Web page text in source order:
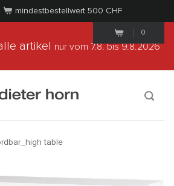
mindestbestellwert 500 CHF
0
artikel nur vom 7.8.bis 9.8.2026
table